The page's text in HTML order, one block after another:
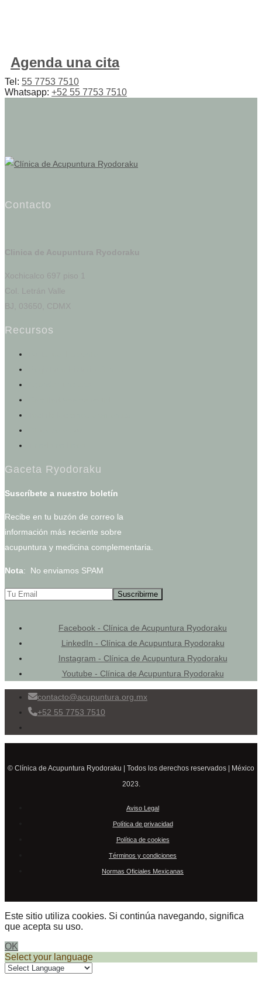
Agenda una cita
Tel: 55 7753 7510
Whatsapp: +52 55 7753 7510
Contacto
Clinica de Acupuntura Ryodoraku
Xochicalco 697 piso 1
Col. Letrán Valle
BJ, 03650, CDMX
Recursos
Gaceta Ryodoraku
Suscríbete a nuestro boletín
Recibe en tu buzón de correo la
información más reciente sobre
acupuntura y medicina complementaria.
Nota: No enviamos SPAM
Facebook - Clínica de Acupuntura Ryodoraku
LinkedIn - Clínica de Acupuntura Ryodoraku
Instagram - Clínica de Acupuntura Ryodoraku
Youtube - Clínica de Acupuntura Ryodoraku
contacto@acupuntura.org.mx
+52 55 7753 7510
© Clínica de Acupuntura Ryodoraku | Todos los derechos reservados | México
2023.
Aviso Legal
Política de privacidad
Política de cookies
Términos y condiciones
Normas Oficiales Mexicanas
Este sitio utiliza cookies. Si continúa navegando, significa
que acepta su uso.
OK
Select your language